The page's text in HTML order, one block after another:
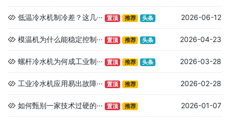
低温冷水机制冷差？这几··· 置顶 推荐 头条 2026-06-12
模温机为什么能稳定控制··· 置顶 推荐 头条 2026-04-23
螺杆冷水机为何成工业制··· 置顶 推荐 头条 2026-03-28
工业冷水机应用易出故障··· 置顶 推荐 2026-02-28
如何甄别一家技术过硬的··· 置顶 推荐 2026-01-07